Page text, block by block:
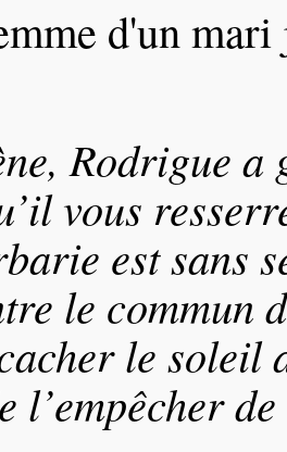
d'un
Rodrigue a
vous
est sans
le commun
le soleil
l’empêcher